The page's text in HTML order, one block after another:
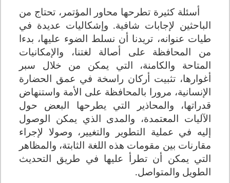
أسئلة كثيرة تطرحها محاور المؤتمر، تحتاج من
الباحثين لإجابات شافية. وإشكاليات عديدة في
طيات عنوانه، تريدنا أن نسلط الضوء عليها، بدءا
من المحافظة على أصالة لغتنا، والإمكانيات
المتاحة والكامنة، التي يمكن من خلال سبر
أغوارها، تثبيت أركان راسخة في عمق الحضارة
الإنسانية، مرورا بالمحافظة على الأمة واستنهاض
قدراتها، والمحاذير التي يطرحها البعض حول
الآليات المعتمدة، والمدى الذي يمكن الوصول
إليه في عملية التطوير والتغيير، وصولا لإجراء
مقارنات بين مقومات هذه اللغة الثابتة، والمظاهر
التي يمكن أن تطرأ عليها في طريق التحديث
الطويل والمتواصل.